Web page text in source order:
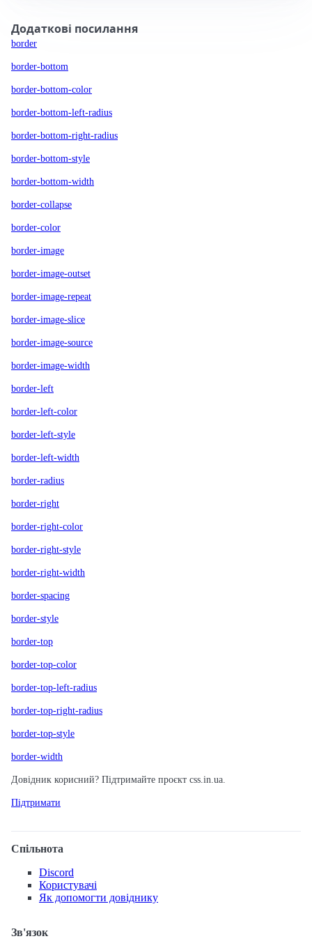
Додаткові посилання
border
border-bottom
border-bottom-color
border-bottom-left-radius
border-bottom-right-radius
border-bottom-style
border-bottom-width
border-collapse
border-color
border-image
border-image-outset
border-image-repeat
border-image-slice
border-image-source
border-image-width
border-left
border-left-color
border-left-style
border-left-width
border-radius
border-right
border-right-color
border-right-style
border-right-width
border-spacing
border-style
border-top
border-top-color
border-top-left-radius
border-top-right-radius
border-top-style
border-width
Довідник корисний? Підтримайте проєкт css.in.ua.
Підтримати
Спільнота
Discord
Користувачі
Як допомогти довіднику
Зв'язок